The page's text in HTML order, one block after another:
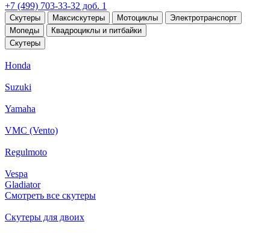
+7 (499) 703-33-32 доб. 1
Скутеры Максискутеры Мотоциклы
Электротранспорт
Мопеды
Квадроциклы и питбайки
Скутеры
Honda
Suzuki
Yamaha
VMC (Vento)
Regulmoto
Vespa
Gladiator
Смотреть все скутеры
Скутеры для двоих